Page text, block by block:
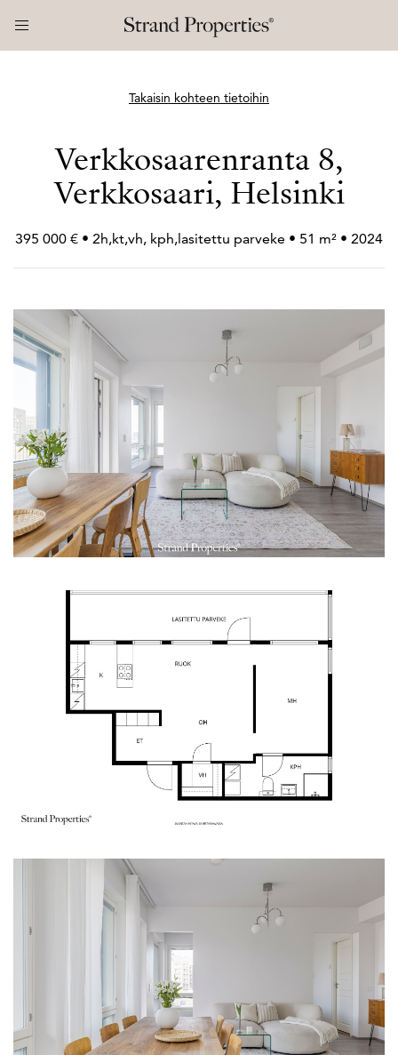
Takaisin kohteen tietoihin
Verkkosaarenranta 8,
Verkkosaari, Helsinki
395 000 € • 2h,kt,vh, kph,lasitettu parveke • 51 m² • 2024